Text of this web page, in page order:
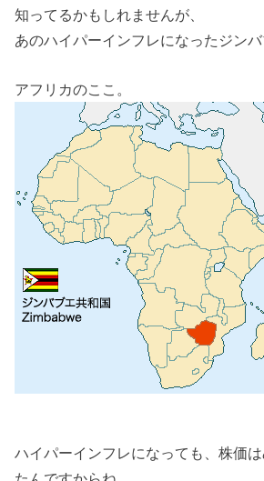
知ってるかもしれませんが、
あのハイパーインフレになったジンバ
アフリカのここ。
ハイパーインフレになっても、株価